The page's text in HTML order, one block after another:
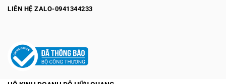
LIÊN HỆ ZALO-0941344233